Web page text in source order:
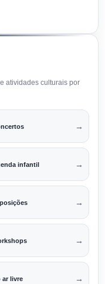
atividades culturais por
→
infantil →
→
→
ar livre →